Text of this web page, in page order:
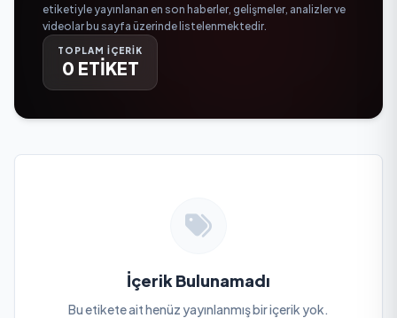
etiketiyle yayınlanan en son haberler, gelişmeler, analizler ve
videolar bu sayfa üzerinde listelenmektedir.
TOPLAM İÇERİK
0 ETİKET
İçerik Bulunamadı
Bu etikete ait henüz yayınlanmış bir içerik yok.